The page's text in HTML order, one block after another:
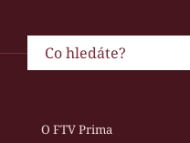
O FTV Prima